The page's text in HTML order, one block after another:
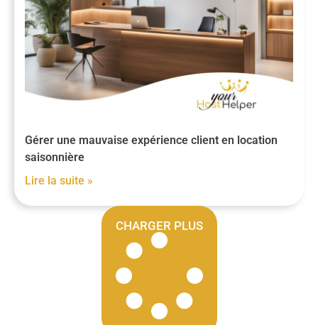
Gérer une mauvaise expérience client en location
saisonnière
Lire la suite »
CHARGER PLUS